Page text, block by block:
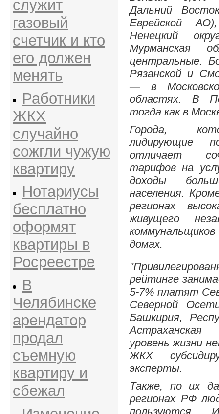
служит
газовый
счетчик и кто
его должен
менять
Работники
ЖКХ
случайно
сожгли чужую
квартиру
Нотариусы
бесплатно
оформят
квартиры в
Росреестре
В
Челябинске
арендатор
продал
съемную
квартиру и
сбежал
Дальний
Еврейской
Ненецкий
Мурманская
центральные.
Рязанской и
— в
областях. В
тогда как в
Города,
лидирующие
отличает
тарифов на
доходы
населения.
регионах
живущего
домах.
рейтинге
5-7% платят
Северной
Башкирия,
уровень жизни
ЖКХ
эксперты.
Также, по их
регионах РФ
пользуются.